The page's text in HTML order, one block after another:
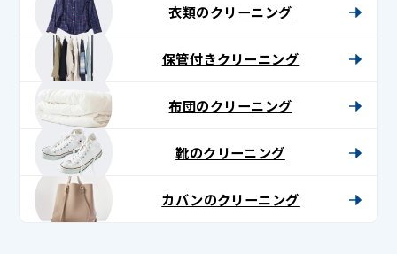
衣類のクリーニング
保管付きクリーニング
布団のクリーニング
靴のクリーニング
カバンのクリーニング